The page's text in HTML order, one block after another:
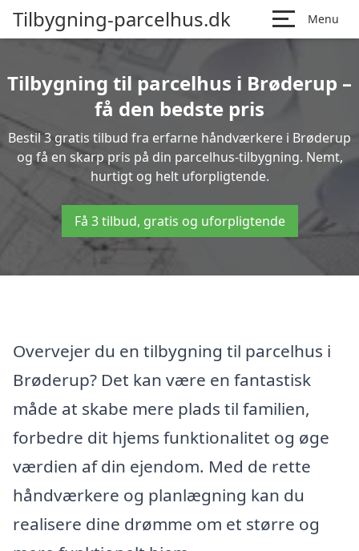
Tilbygning-parcelhus.dk Menu
Tilbygning til parcelhus i Brøderup –
få den bedste pris
Bestil 3 gratis tilbud fra erfarne håndværkere i Brøderup
og få en skarp pris på din parcelhus-tilbygning. Nemt,
hurtigt og helt uforpligtende.
Få 3 tilbud, gratis og uforpligtende
Overvejer du en tilbygning til parcelhus i
Brøderup? Det kan være en fantastisk
måde at skabe mere plads til familien,
forbedre dit hjems funktionalitet og øge
værdien af din ejendom. Med de rette
håndværkere og planlægning kan du
realisere dine drømme om et større og